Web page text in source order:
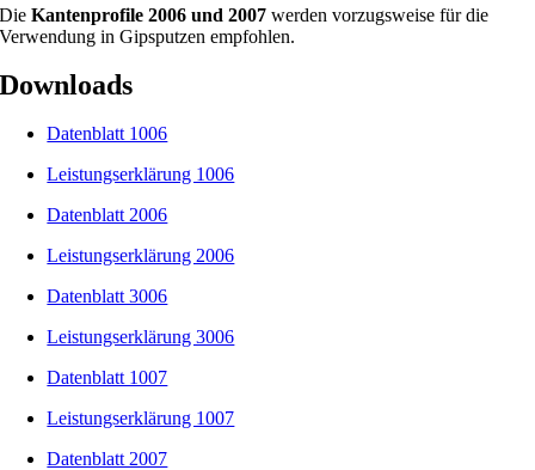
DieKantenprofile 2006 und 2007 werden vorzugsweise für die
Verwendung in Gipsputzen empfohlen.
Downloads
Datenblatt 1006
Leistungserklärung 1006
Datenblatt 2006
Leistungserklärung 2006
Datenblatt 3006
Leistungserklärung 3006
Datenblatt 1007
Leistungserklärung 1007
Datenblatt 2007